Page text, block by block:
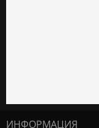
ИНФОРМАЦИЯ